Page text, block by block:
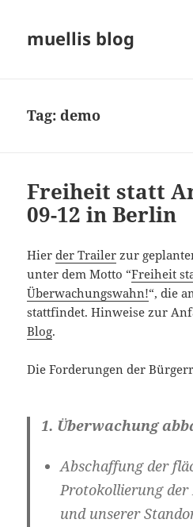
muellis blog
Tag:demo
Freiheit statt
09-12 in Berlin
Hierder Trailer zur
unter dem Motto “Freiheit
Überwachungswahn!“, die
stattfindet. Hinweise zur
Blog.
Die Forderungen der
1. Überwachung
Abschaffung der
Protokollierung
und unserer